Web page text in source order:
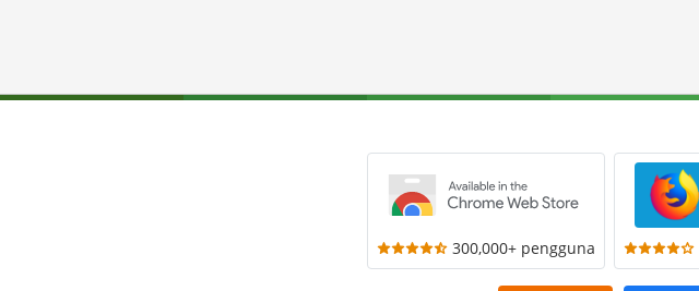
300,000+ pengguna